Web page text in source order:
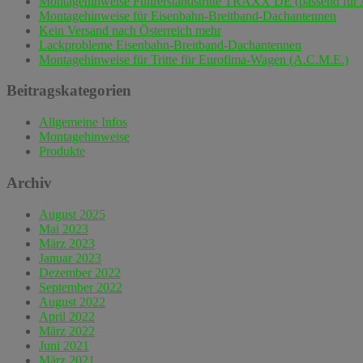
Montagehinweise für Eisenbahn-Breitband-Dachantennen
Kein Versand nach Österreich mehr
Lackprobleme Eisenbahn-Breitband-Dachantennen
Montagehinweise für Tritte für Eurofima-Wagen (A.C.M.E.)
Beitragskategorien
Allgemeine Infos
Montagehinweise
Produkte
Archiv
August 2025
Mai 2023
März 2023
Januar 2023
Dezember 2022
September 2022
August 2022
April 2022
März 2022
Juni 2021
März 2021